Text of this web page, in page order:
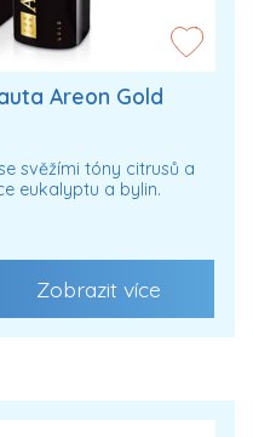
Areon Gold
svěžími tóny citrusů a
eukalyptu a bylin.
Zobrazit více